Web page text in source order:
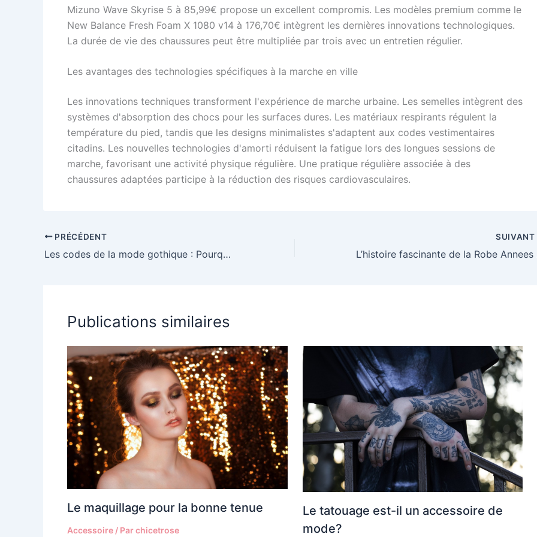
Mizuno Wave Skyrise 5 à 85,99€ propose un excellent compromis. Les modèles premium comme le
New Balance Fresh Foam X 1080 v14 à 176,70€ intègrent les dernières innovations technologiques.
La durée de vie des chaussures peut être multipliée par trois avec un entretien régulier.
Les avantages des technologies spécifiques à la marche en ville
Les innovations techniques transforment l'expérience de marche urbaine. Les semelles intègrent des
systèmes d'absorption des chocs pour les surfaces dures. Les matériaux respirants régulent la
température du pied, tandis que les designs minimalistes s'adaptent aux codes vestimentaires
citadins. Les nouvelles technologies d'amorti réduisent la fatigue lors des longues sessions de
marche, favorisant une activité physique régulière. Une pratique régulière associée à des
chaussures adaptées participe à la réduction des risques cardiovasculaires.
PRÉCÉDENT
Les codes de la mode gothique : Pourquoi la robe avec corset reste un incontournable
SUIVANT
Publications similaires
Le maquillage pour la bonne tenue
Accessoire/ Parchicetrose
Le tatouage est-il un accessoire de
mode?